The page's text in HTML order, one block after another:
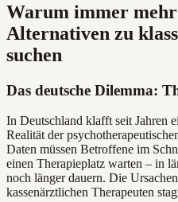
Warum immer mehr
Alternativen zu
suchen
Das deutsche Dilemma:
In Deutschland klafft seit Jahren
Realität der
Daten müssen Betroffene im
einen Therapieplatz warten – in
noch länger dauern. Die
kassenärztlichen Therapeuten